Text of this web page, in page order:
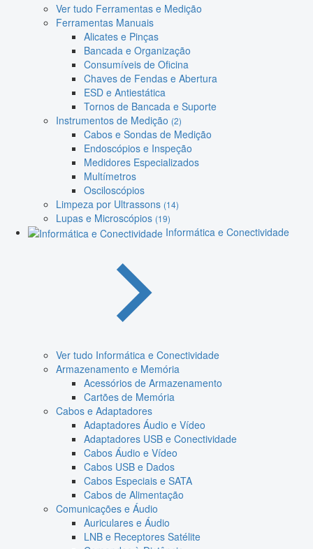
Ver tudo Ferramentas e Medição
Ferramentas Manuais
Alicates e Pinças
Bancada e Organização
Consumíveis de Oficina
Chaves de Fendas e Abertura
ESD e Antiestática
Tornos de Bancada e Suporte
Instrumentos de Medição (2)
Cabos e Sondas de Medição
Endoscópios e Inspeção
Medidores Especializados
Multímetros
Osciloscópios
Limpeza por Ultrassons (14)
Lupas e Microscópios (19)
Informática e Conectividade
Ver tudo Informática e Conectividade
Armazenamento e Memória
Acessórios de Armazenamento
Cartões de Memória
Cabos e Adaptadores
Adaptadores Áudio e Vídeo
Adaptadores USB e Conectividade
Cabos Áudio e Vídeo
Cabos USB e Dados
Cabos Especiais e SATA
Cabos de Alimentação
Comunicações e Áudio
Auriculares e Áudio
LNB e Receptores Satélite